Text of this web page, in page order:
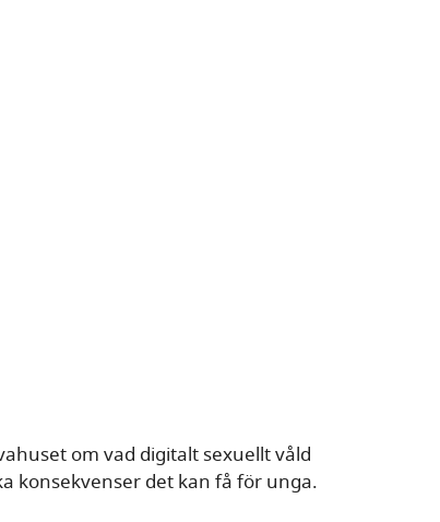
om vad digitalt sexuellt våld
konsekvenser det kan få för unga.